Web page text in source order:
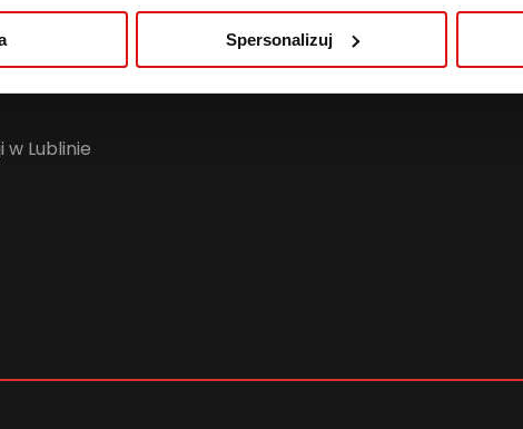
Spersonalizuj
w Lublinie